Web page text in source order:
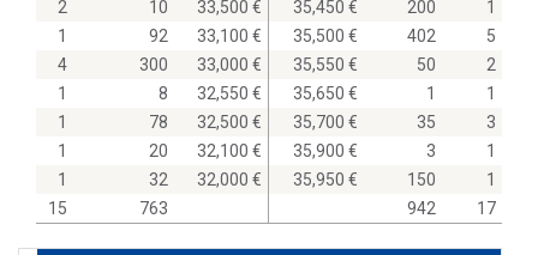
2
10
33,500
1
92
33,100
4
300
33,000
1
8
32,550
1
78
32,500
1
20
32,100
1
32
32,000
15
763
35,450
200
1
35,500
402
5
35,550
50
2
35,650
1
1
35,700
35
3
35,900
3
1
35,950
150
1
942
17